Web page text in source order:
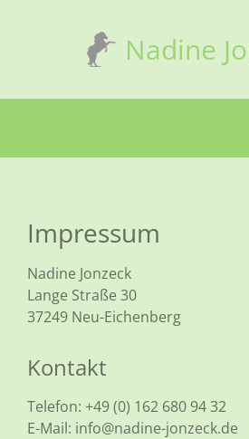
Nadine
Impressum
Nadine Jonzeck
Lange Straße 30
37249 Neu-Eichenberg
Kontakt
Telefon: +49 (0) 162 680 94 32
E-Mail: info@nadine-jonzeck.de